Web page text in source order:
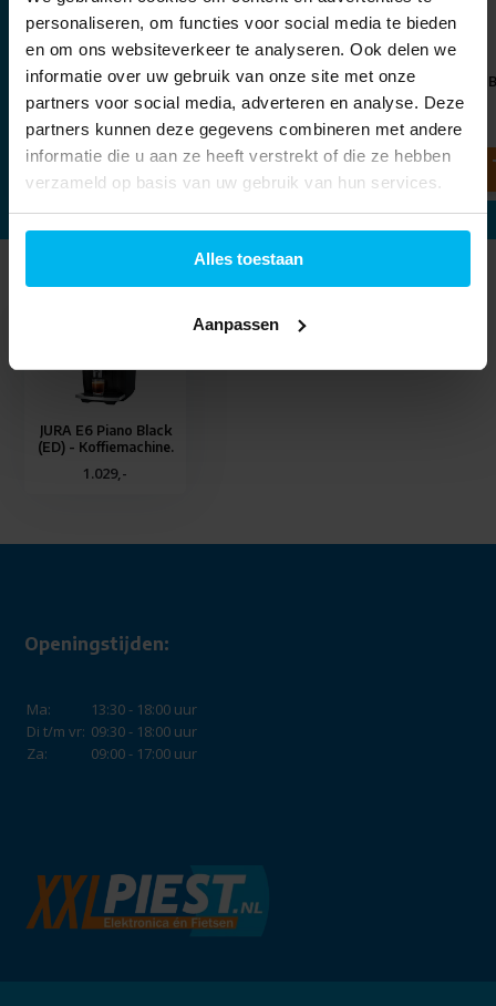
personaliseren, om functies voor social media te bieden
en om ons websiteverkeer te analyseren. Ook delen we
informatie over uw gebruik van onze site met onze
partners voor social media, adverteren en analyse. Deze
partners kunnen deze gegevens combineren met andere
informatie die u aan ze heeft verstrekt of die ze hebben
verzameld op basis van uw gebruik van hun services.
Alles toestaan
Aanpassen
JURA Smart Connect.
29,99
Jura Koffiemolen P.A.G.
(EA).
199,- 185,-
Laatst bekeken
JURA E6 Piano Black
(ED) - Koffiemachine.
1.029,-
Openingstijden:
Ma:
13:30 - 18:00 uur
Di t/m vr: 09:30 - 18:00 uur
Za:
09:00 - 17:00 uur